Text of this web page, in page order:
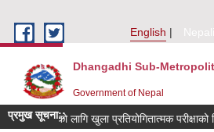
English
Nepali
Dhangadhi Sub-
Government of Nepal
प्रमुख सूचना::
पदपूर्तिको लागि खुला प्रतियोगितात्मक परीक्षाको